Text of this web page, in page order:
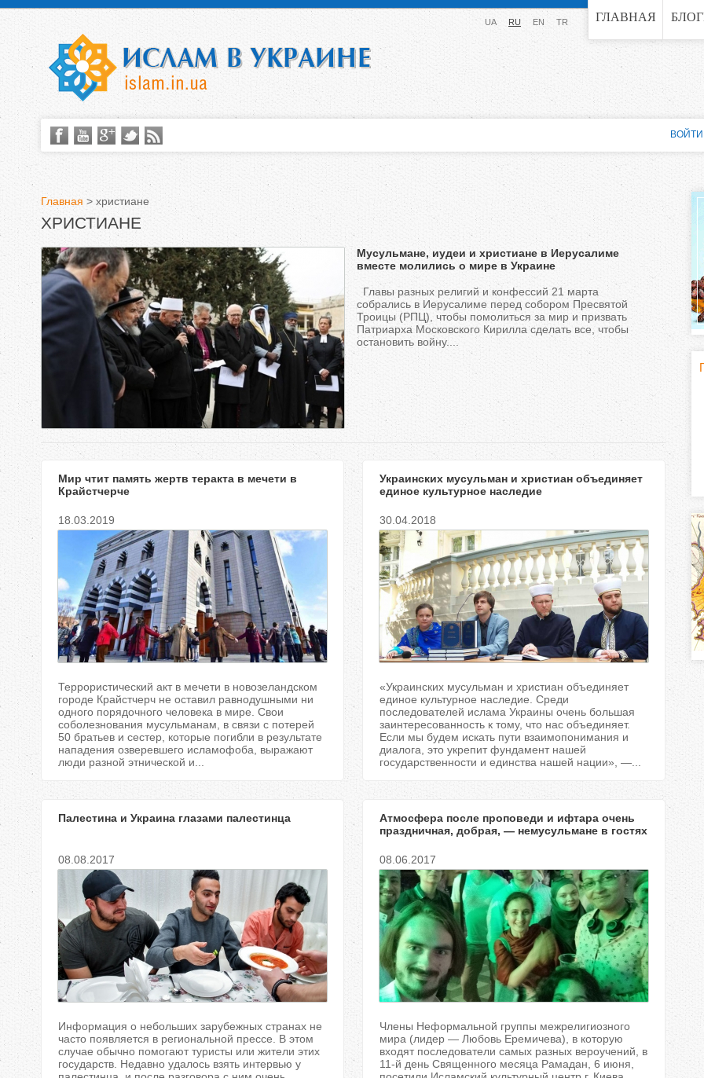
Jump to navigation ГЛАВНАЯ
UA RU EN TR
В
ы
з
д
Главная > христиане
ХРИСТИАНЕ
Мусульмане, иудеи и христиане в Иерусалиме
вместе молились о мире в Украине
Главы разных религий и конфессий 21 марта
собрались в Иерусалиме перед собором Пресвятой
Троицы (РПЦ), чтобы помолиться за мир и призвать
Патриарха Московского Кирилла сделать все, чтобы
остановить войну....
Мир чтит память жертв теракта в мечети в
Крайстчерче
18.03.2019
Террористический акт в мечети в новозеландском
городе Крайстчерч не оставил равнодушными ни
одного порядочного человека в мире. Свои
соболезнования мусульманам, в связи с потерей
50 братьев и сестер, которые погибли в результате
нападения озверевшего исламофоба, выражают
люди разной этнической и...
Украинских мусульман и христиан объединяет
единое культурное наследие
30.04.2018
«Украинских мусульман и христиан объединяет
единое культурное наследие. Среди
последователей ислама Украины очень большая
заинтересованность к тому, что нас объединяет.
Если мы будем искать пути взаимопонимания и
диалога, это укрепит фундамент нашей
государственности и единства нашей нации», —...
Палестина и Украина глазами палестинца
08.08.2017
Информация о небольших зарубежных странах не
часто появляется в региональной прессе. В этом
случае обычно помогают туристы или жители этих
государств. Недавно удалось взять интервью у
Атмосфера после проповеди и ифтара очень
праздничная, добрая, — немусульмане в гостях
08.06.2017
Члены Неформальной группы межрелигиозного
мира (лидер — Любовь Еремичева), в которую
входят последователи самых разных вероучений, в
11-й день Священного месяца Рамадан, 6 июня,
ВОЙТИ
з
о
н
т
а
ь
е
а
к
к
к
)